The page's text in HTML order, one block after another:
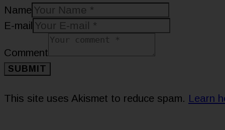
Name
E-mail
Comment
This site uses Akismet to reduce spam. Learn